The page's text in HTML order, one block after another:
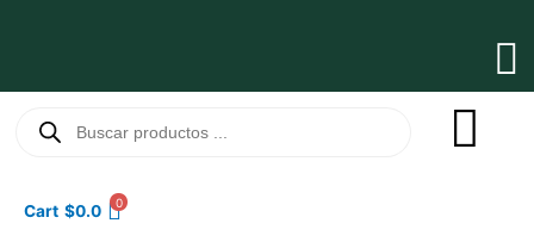
productos
Cart $0.0 0